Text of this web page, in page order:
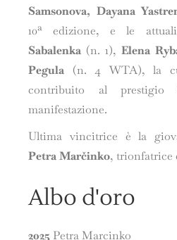
Samsonova, Dayana
10ª edizione, e le
Sabalenka (n. 1),Elena
Pegula (n. 4 WTA), la
contribuito al prestigio
manifestazione.
Ultima vincitrice è la
Petra Marčinko, trionfatrice
Albo d'oro
2025 Petra Marcinko